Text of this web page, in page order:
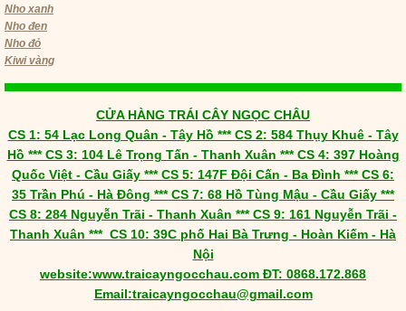
Nho xanh
Nho đen
Nho đỏ
Kiwi vàng
CỬA HÀNG TRÁI CÂY NGỌC CHÂU
CS 1: 54 Lạc Long Quân - Tây Hồ *** CS 2: 584 Thụy Khuê - Tây
Hồ *** CS 3: 104 Lê Trọng Tấn - Thanh Xuân *** CS 4: 397 Hoàng
Quốc Việt - Cầu Giấy *** CS 5: 147F Đội Cấn - Ba Đình *** CS 6:
35 Trần Phú - Hà Đông *** CS 7: 68 Hồ Tùng Mậu - Cầu Giấy ***
CS 8: 284 Nguyễn Trãi - Thanh Xuân *** CS 9: 161 Nguyễn Trãi -
Thanh Xuân *** CS 10: 39C phố Hai Bà Trưng - Hoàn Kiếm - Hà
Nội
​website:www.traicayngocchau.com ĐT: 0868.172.868
Email:traicayngocchau@gmail.com​​